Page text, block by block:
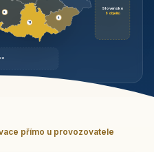
Slovensko
6 objektů
2
11
6
přímo u provozovatele